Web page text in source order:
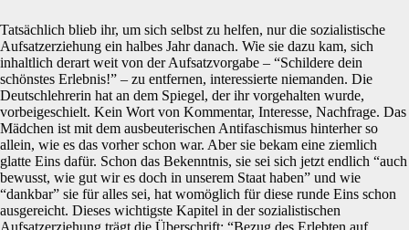
Tatsächlich blieb ihr, um sich selbst zu helfen, nur die sozialistische
Aufsatzerziehung ein halbes Jahr danach. Wie sie dazu kam, sich
inhaltlich derart weit von der Aufsatzvorgabe – “Schildere dein
schönstes Erlebnis!” – zu entfernen, interessierte niemanden. Die
Deutschlehrerin hat an dem Spiegel, der ihr vorgehalten wurde,
vorbeigeschielt. Kein Wort von Kommentar, Interesse, Nachfrage. Das
Mädchen ist mit dem ausbeuterischen Antifaschismus hinterher so
allein, wie es das vorher schon war. Aber sie bekam eine ziemlich
glatte Eins dafür. Schon das Bekenntnis, sie sei sich jetzt endlich “auch
bewusst, wie gut wir es doch in unserem Staat haben” und wie
“dankbar” sie für alles sei, hat womöglich für diese runde Eins schon
ausgereicht. Dieses wichtigste Kapitel in der sozialistischen
Aufsatzerziehung trägt die Überschrift: “Bezug des Erlebten auf